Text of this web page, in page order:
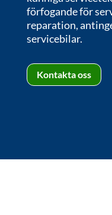
förfogande för
reparation,
servicebilar.
Kontakta oss